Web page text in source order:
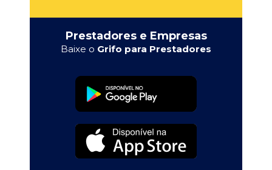
Prestadores e Empresas
Baixe o Grifo para Prestadores